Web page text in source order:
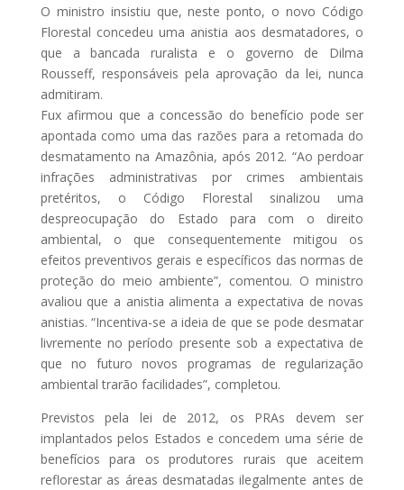
O ministro insistiu que, neste ponto, o novo Código
Florestal concedeu uma anistia aos desmatadores, o
que a bancada ruralista e o governo de Dilma
Rousseff, responsáveis pela aprovação da lei, nunca
admitiram.
Fux afirmou que a concessão do benefício pode ser
apontada como uma das razões para a retomada do
desmatamento na Amazônia, após 2012. “Ao perdoar
infrações administrativas por crimes ambientais
pretéritos, o Código Florestal sinalizou uma
despreocupação do Estado para com o direito
ambiental, o que consequentemente mitigou os
efeitos preventivos gerais e específicos das normas de
proteção do meio ambiente”, comentou. O ministro
avaliou que a anistia alimenta a expectativa de novas
anistias. “Incentiva-se a ideia de que se pode desmatar
livremente no período presente sob a expectativa de
que no futuro novos programas de regularização
ambiental trarão facilidades”, completou.
Previstos pela lei de 2012, os PRAs devem ser
implantados pelos Estados e concedem uma série de
benefícios para os produtores rurais que aceitem
reflorestar as áreas desmatadas ilegalmente antes de